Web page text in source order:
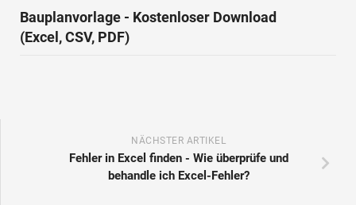
Bauplanvorlage - Kostenloser Download
(Excel, CSV, PDF)
NÄCHSTER ARTIKEL
Fehler in Excel finden - Wie überprüfe und
behandle ich Excel-Fehler?